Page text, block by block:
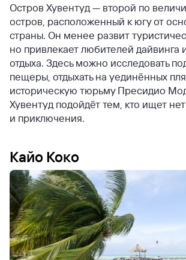
Остров Хувентуд — второй по
остров, расположенный к югу от
страны. Он менее развит
но привлекает любителей дайвинга
отдыха. Здесь можно исследовать
пещеры, отдыхать на уединённых
историческую тюрьму Пресидио
Хувентуд подойдёт тем, кто ищет
и приключения.
Кайо Коко